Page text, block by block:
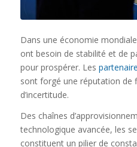
Dans une économie
ont besoin de stabilité et de
pour prospérer. Les
sont forgé une réputation de
d’incertitude.
Des chaînes
technologique avancée, les
constituent un pilier de